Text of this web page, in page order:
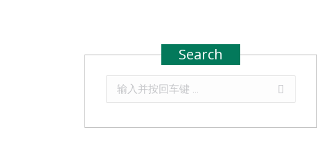
Search
Search: